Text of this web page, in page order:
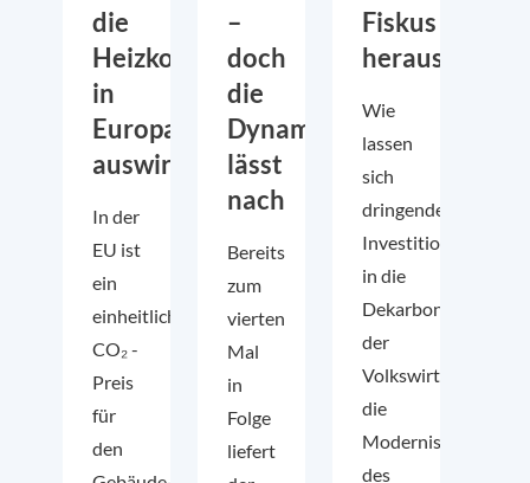
die
Heizkosten
in
Europa
auswirkt
In der
EU ist
ein
einheitlicher
CO₂ -
Preis
für
den
–
doch
die
Dynamik
lässt
nach
Bereits
zum
vierten
Mal
in
Folge
liefert
Fiskus
Wie
lassen
sich
dringende
Investitionen
in die
Dekarbonisierung
der
Volkswirtschaft,
die
Modernisierung
des